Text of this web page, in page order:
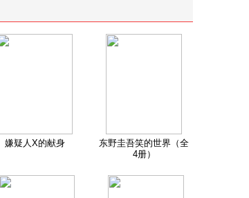
嫌疑人X的献身
东野圭吾笑的世界（全
4册）